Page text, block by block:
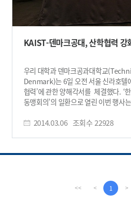
KAIST-덴마크공대, 산학협력 강
우리 대학과 덴마크공과대학교
Denmark)는 6일 오전 서울 신라호텔
협력’에 관한 양해각서를 체결했다. ‘
동맹회의’의 일환으로 열린 이번 행사
등 200여명의 관계자들이 참석한 가운
(Green Challenge)에 KAIST 학생들
설립된 덴마크공대는 덴마크의 대표적
QS 세계대학순위’에서 134위를 기록
2014.03.06 조회수 22928
<< < 1 >